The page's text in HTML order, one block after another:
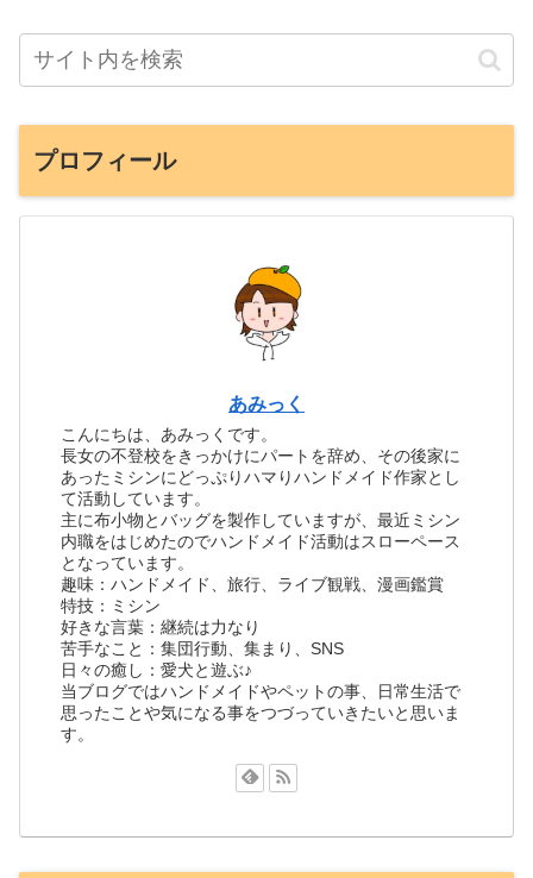
プロフィール
あみっく
こんにちは、あみっくです。
長女の不登校をきっかけにパートを辞め、その後家に
あったミシンにどっぷりハマりハンドメイド作家とし
て活動しています。
主に布小物とバッグを製作していますが、最近ミシン
内職をはじめたのでハンドメイド活動はスローペース
となっています。
趣味：ハンドメイド、旅行、ライブ観戦、漫画鑑賞
特技：ミシン
好きな言葉：継続は力なり
苦手なこと：集団行動、集まり、SNS
日々の癒し：愛犬と遊ぶ♪
当ブログではハンドメイドやペットの事、日常生活で
思ったことや気になる事をつづっていきたいと思いま
す。